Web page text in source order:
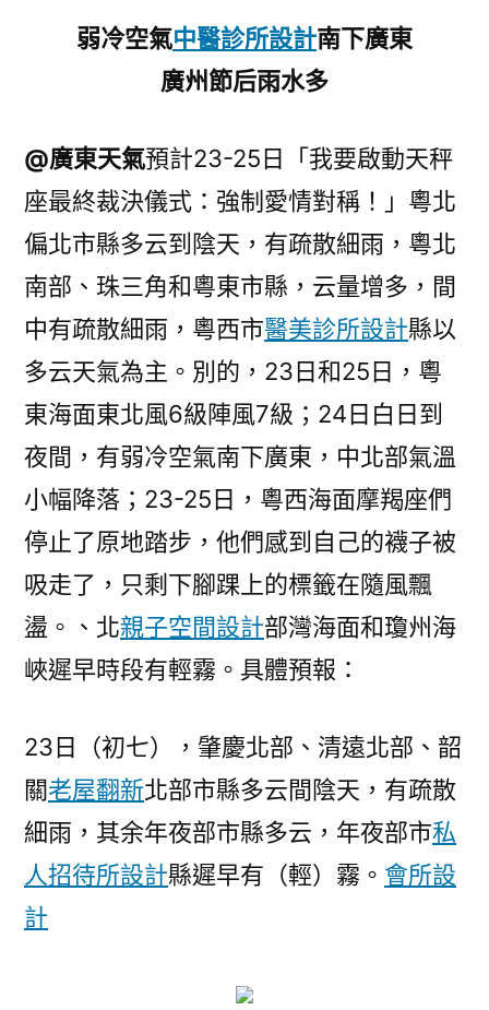
弱冷空氣中醫診所設計南下廣東
廣州節后雨水多
@廣東天氣預計23-25日「我要啟動天秤
座最終裁決儀式：強制愛情對稱！」粵北
偏北市縣多云到陰天，有疏散細雨，粵北
南部、珠三角和粵東市縣，云量增多，間
中有疏散細雨，粵西市醫美診所設計縣以
多云天氣為主。別的，23日和25日，粵
東海面東北風6級陣風7級；24日白日到
夜間，有弱冷空氣南下廣東，中北部氣溫
小幅降落；23-25日，粵西海面摩羯座們
停止了原地踏步，他們感到自己的襪子被
吸走了，只剩下腳踝上的標籤在隨風飄
盪。、北親子空間設計部灣海面和瓊州海
峽遲早時段有輕霧。具體預報：
23日（初七），肇慶北部、清遠北部、韶
關老屋翻新北部市縣多云間陰天，有疏散
細雨，其余年夜部市縣多云，年夜部市私
人招待所設計縣遲早有（輕）霧。 會所設
計